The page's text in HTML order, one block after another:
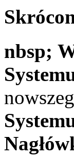
nbsp;